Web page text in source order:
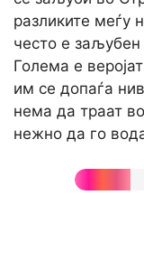
разликите меѓу
често е
Голема е
им се допаѓа
нема да траат
нежно да го